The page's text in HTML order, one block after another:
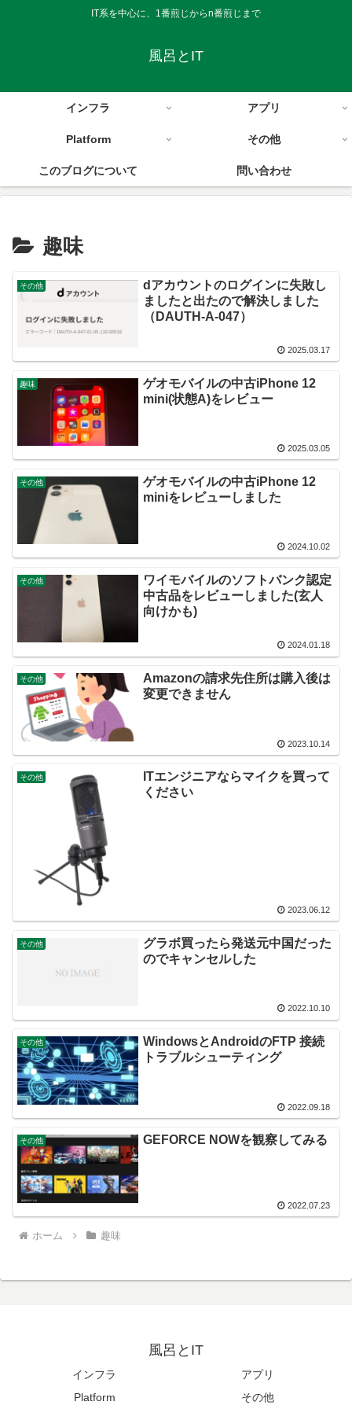
IT系を中心に、1番煎じからn番煎じまで
風呂とIT
インフラ アプリ
Platform その他
このブログについて 問い合わせ
趣味
その他
dアカウントのログインに失敗し
ましたと出たので解決しました
（DAUTH-A-047）
2025.03.17
趣味
ゲオモバイルの中古iPhone 12
mini(状態A)をレビュー
2025.03.05
その他
ゲオモバイルの中古iPhone 12
miniをレビューしました
2024.10.02
その他
ワイモバイルのソフトバンク認定
中古品をレビューしました(玄人
向けかも)
2024.01.18
その他
Amazonの請求先住所は購入後は
変更できません
2023.10.14
その他
ITエンジニアならマイクを買って
ください
2023.06.12
その他
グラボ買ったら発送元中国だった
のでキャンセルした
2022.10.10
その他
WindowsとAndroidのFTP 接続
トラブルシューティング
2022.09.18
その他 GEFORCE NOWを観察してみる
2022.07.23
ホーム 趣味
風呂とIT
インフラ
アプリ
Platform
その他